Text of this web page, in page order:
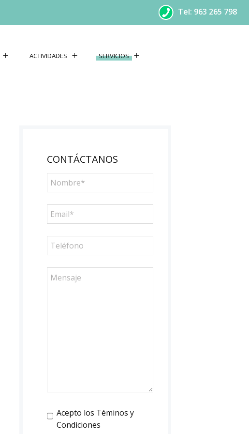
Tel: 963 265 798
ACTIVIDADES SERVICIOS
CONTÁCTANOS
Acepto los Téminos y
Condiciones